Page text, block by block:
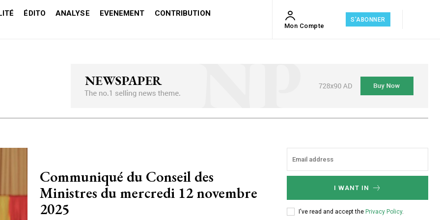
ÉDITO ANALYSE EVENEMENT
CONTRIBUTION
Mon Compte
S'ABONNER
Communiqué du Conseil des
Ministres du mercredi 12 novembre
2025
I WANT IN
I've read and accept the Privacy Policy.